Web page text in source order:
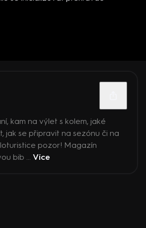
kam na výlet s kolem, jaké
jak se připravit na sezónu či na
pozor! Magazín
bib ... Více